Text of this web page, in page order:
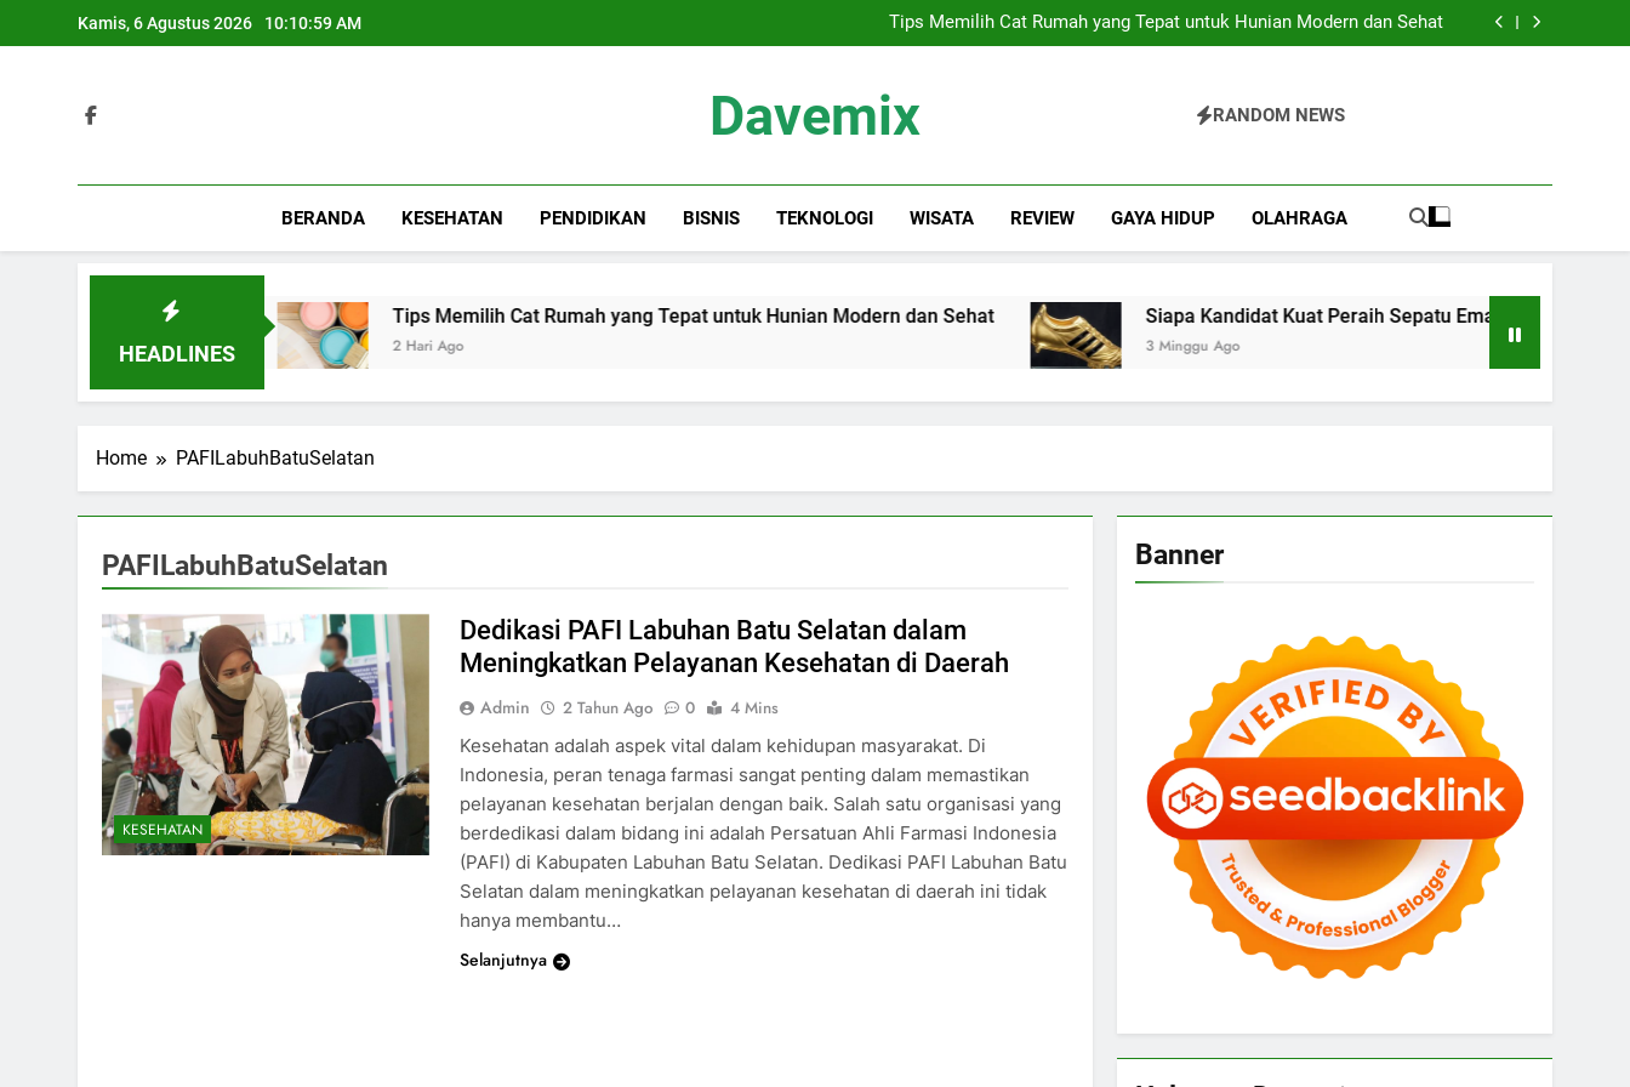
to
Kamis, 6 Agustus 2026 10:10:59 AM
Tips Memilih Cat Rumah yang Tepat untuk Hunian Modern dan Sehat
Siapa Kandidat Kuat Peraih Sepatu Emas Piala Dunia 2026?
Tips Memilih Cat Rumah yang Tepat untuk Hunian Modern dan Sehat
Siapa Kandidat Kuat Peraih Sepatu Emas Piala Dunia 2026?
Davemix RANDOM NEWS
BERANDA KESEHATAN PENDIDIKAN BISNIS TEKNOLOGI WISATA REVIEW GAYA HIDUP OLAHRAGA
HEADLINES
Acara Spesial Tips Memilih Cat Rumah yang Tepat untuk Hunian Modern dan Sehat
2 Hari Ago
Siapa Kandidat Kuat Peraih Sepatu Emas Piala Dunia 2026?
3 Minggu Ago
Home PAFILabuhBatuSelatan
PAFILabuhBatuSelatan
KESEHATAN
Dedikasi PAFI Labuhan Batu Selatan dalam
Meningkatkan Pelayanan Kesehatan di Daerah
Admin 2 Tahun Ago 0
4 Mins
Kesehatan adalah aspek vital dalam kehidupan masyarakat. Di
Indonesia, peran tenaga farmasi sangat penting dalam memastikan
pelayanan kesehatan berjalan dengan baik. Salah satu organisasi yang
berdedikasi dalam bidang ini adalah Persatuan Ahli Farmasi Indonesia
(PAFI) di Kabupaten Labuhan Batu Selatan. Dedikasi PAFI Labuhan Batu
Selatan dalam meningkatkan pelayanan kesehatan di daerah ini tidak
hanya membantu…
Selanjutnya
Banner